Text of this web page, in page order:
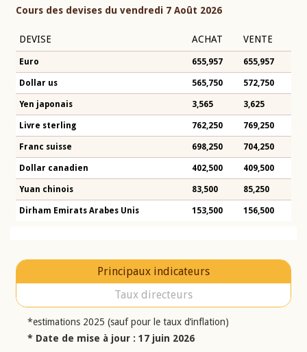
Cours des devises du vendredi 7 Août 2026
DEVISE ACHAT VENTE
Euro 655,957 655,957
Dollar us 565,750 572,750
Yen japonais 3,565 3,625
Livre sterling 762,250 769,250
Franc suisse 698,250 704,250
Dollar canadien 402,500 409,500
Yuan chinois 83,500 85,250
Dirham Emirats Arabes Unis 153,500 156,500
Principaux indicateurs
Taux directeurs
*estimations 2025 (sauf pour le taux d’inflation)
* Date de mise à jour : 17 juin 2026